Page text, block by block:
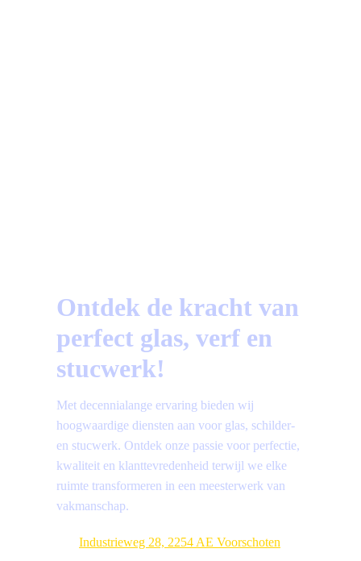
Ontdek de kracht van
perfect glas, verf en
stucwerk!
Met decennialange ervaring bieden wij
hoogwaardige diensten aan voor glas, schilder-
en stucwerk. Ontdek onze passie voor perfectie,
kwaliteit en klanttevredenheid terwijl we elke
ruimte transformeren in een meesterwerk van
vakmanschap.
Industrieweg 28, 2254 AE Voorschoten